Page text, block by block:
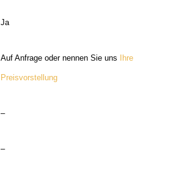
Ja
Auf Anfrage oder nennen Sie uns Ihre
Preisvorstellung
–
–